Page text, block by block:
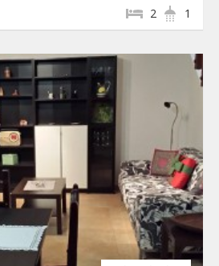
1
2